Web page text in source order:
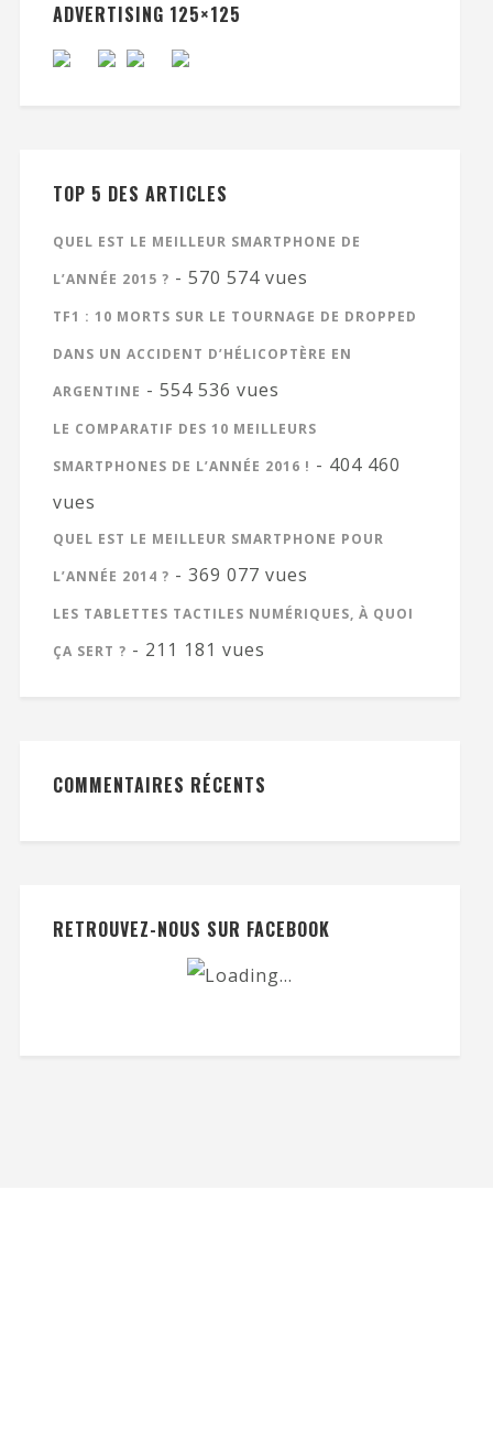
ADVERTISING 125×125
TOP 5 DES ARTICLES
QUEL EST LE MEILLEUR SMARTPHONE DE
L’ANNÉE 2015 ? - 570 574 vues
TF1 : 10 MORTS SUR LE TOURNAGE DE DROPPED
DANS UN ACCIDENT D’HÉLICOPTÈRE EN
ARGENTINE - 554 536 vues
LE COMPARATIF DES 10 MEILLEURS
SMARTPHONES DE L’ANNÉE 2016 ! - 404 460
vues
QUEL EST LE MEILLEUR SMARTPHONE POUR
L’ANNÉE 2014 ? - 369 077 vues
LES TABLETTES TACTILES NUMÉRIQUES, À QUOI
ÇA SERT ? - 211 181 vues
COMMENTAIRES RÉCENTS
RETROUVEZ-NOUS SUR FACEBOOK